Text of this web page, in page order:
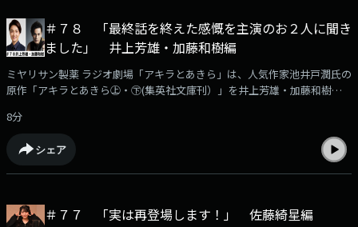
＃７８ 「最終話を終えた感慨を主演のお２人に聞き
ました」 井上芳雄・加藤和樹編
ミヤリサン製薬 ラジオ劇場「アキラとあきら」は、人気作家池井戸潤氏の
原作「アキラとあきら㊤・㊦(集英社文庫刊）」を井上芳雄・加藤和樹のW
豪華出演者の「収録後の声」を収録！アフタートークとして番組の裏話や
役作りに付いてなど様々なエピソードをお届けします。本編はKBCラジオ
で毎週月曜日ごご6時30分から放送！（日曜あさ７時３０分から再放送）
最終回は、山崎瑛役の井上芳雄さん、階堂彬役の加藤和樹さんの２人のア
8分
シェア
＃７７ 「実は再登場します！」 佐藤綺星編